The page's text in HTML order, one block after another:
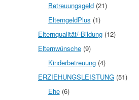
Betreuungsgeld(21)
ElterngeldPlus (1)
Elternqualität/-Bildung (12)
Elternwünsche (9)
Kinderbetreuung(4)
ERZIEHUNGSLEISTUNG (51)
Ehe(6)